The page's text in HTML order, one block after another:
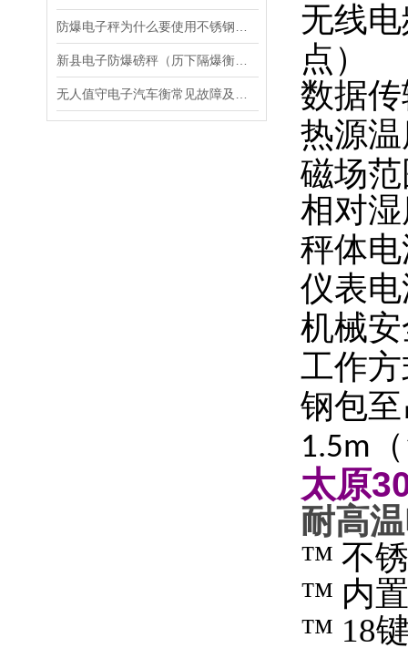
无线
点）
数据
热源
磁场
相对
秤体
仪表
机械
工作
钢包
1.5m
太原
耐高
™ 不
™ 内
™ 18